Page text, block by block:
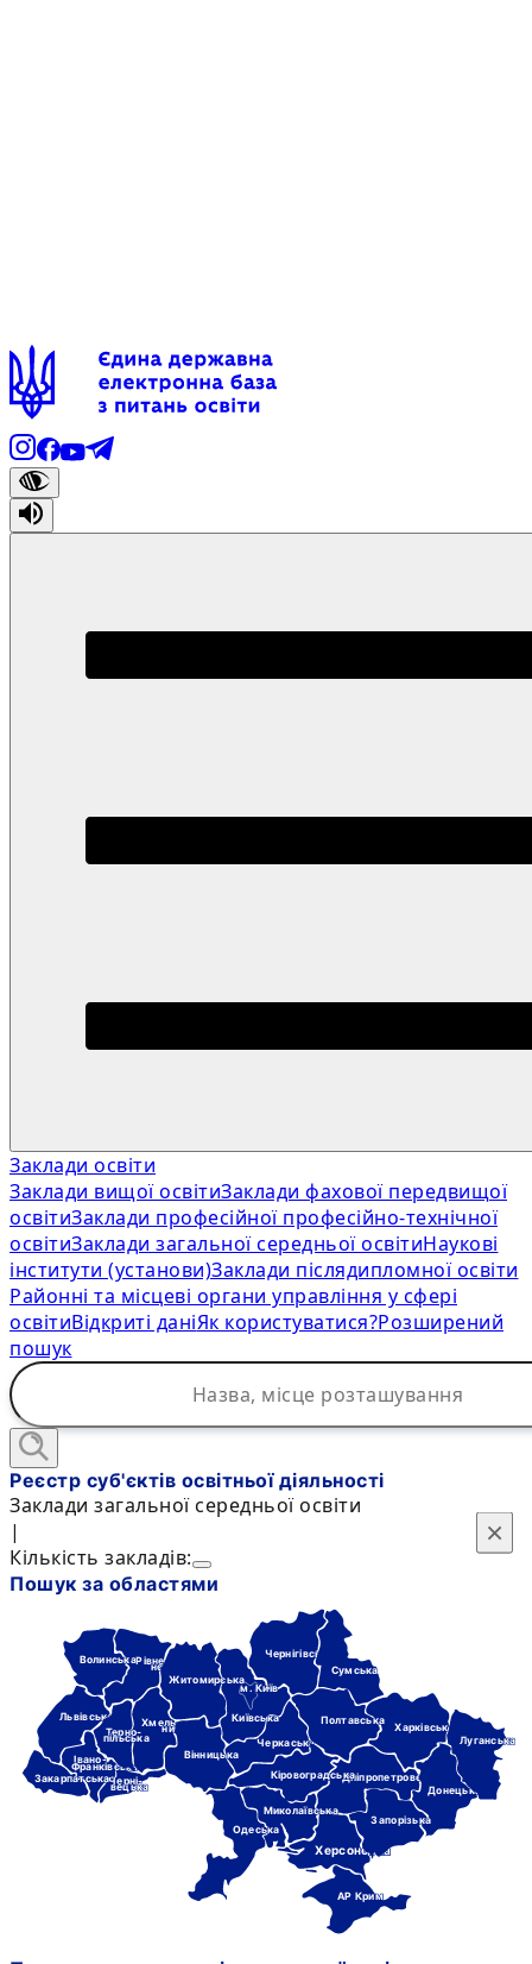
Заклади освіти
Заклади вищої освітиЗаклади фахової передвищої
освітиЗаклади професійної професійно-технічної
освітиЗаклади загальної середньої освітиНаукові
інститути (установи)Заклади післядипломної освіти
Районні та місцеві органи управління у сфері
освітиВідкриті даніЯк користуватися?Розширений
пошук
×
Реєстр суб'єктів освітньої діяльності
Заклади загальної середньої освіти
|
Кількість закладів:
Пошук за областями
Черкаська
Чернігівська
Черні-
вецька
Дніпропетровська
Донецька
Івано-
Франківська
Харківська
Херсонська
Хмель-
ницька
Кіровоградська
АР Крим
Київська
м. Київ
Луганська
Львівська
Миколаївська
Одеська
Полтавська
Рівне-
нська Сумська
Терно-
пільська
Вінницька
Волинська
Закарпатська
Запорізька
Житомирська
×